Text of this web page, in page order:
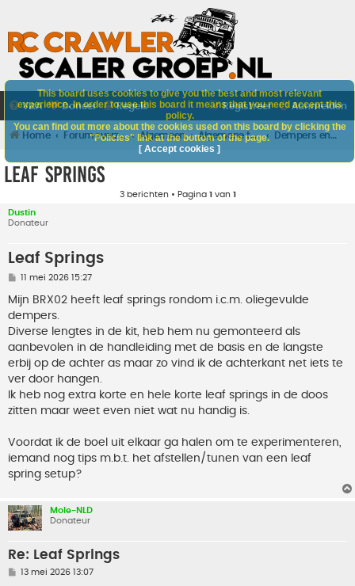
V&A Doneer Regels Aanmelden
Registreer
Home Forumoverzicht Algemeen Algemene techniek Dempers en veren
Leaf Springs
3 berichten • Pagina 1 van 1
Dustin
Donateur
Leaf Springs
B
r
i
c
h
11 mei 2026 15:27
Mijn BRX02 heeft leaf springs rondom i.c.m. oliegevulde
dempers.
Diverse lengtes in de kit, heb hem nu gemonteerd als
aanbevolen in de handleiding met de basis en de langste
erbij op de achter as maar zo vind ik de achterkant net iets te
ver door hangen.
Ik heb nog extra korte en hele korte leaf springs in de doos
zitten maar weet even niet wat nu handig is.
Voordat ik de boel uit elkaar ga halen om te experimenteren,
iemand nog tips m.b.t. het afstellen/tunen van een leaf
spring setup?
Mole-NLD
Donateur
Re: Leaf Springs
B13 mei 2026 13:07
This board uses cookies to give you the best and most relevant
experience. In order to use this board it means that you need accept this
policy.
You can find out more about the cookies used on this board by clicking the
"Policies" link at the bottom of the page.
[ Accept cookies ]